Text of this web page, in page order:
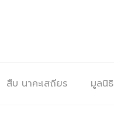
สืบ นาคะเสถียร มูลนิธิ